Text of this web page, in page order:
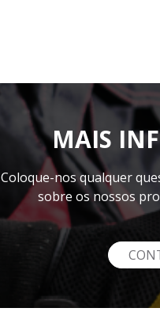
MAIS
Coloque-nos qualquer
sobre os nossos